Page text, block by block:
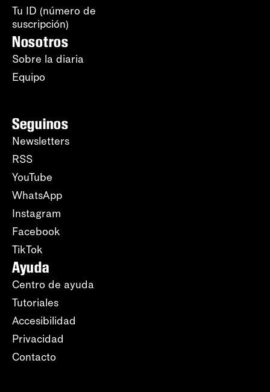
Tu ID (número de
suscripción)
Nosotros
Sobre la diaria
Equipo
Seguinos
Newsletters
RSS
YouTube
WhatsApp
Instagram
Facebook
TikTok
Ayuda
Centro de ayuda
Tutoriales
Accesibilidad
Privacidad
Contacto